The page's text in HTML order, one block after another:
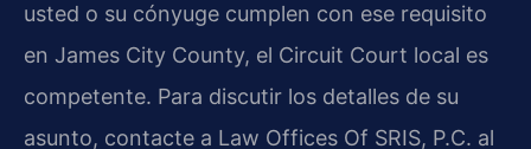
usted o su cónyuge cumplen con ese requisito
en James City County, el Circuit Court local es
competente. Para discutir los detalles de su
asunto, contacte a Law Offices Of SRIS, P.C. al